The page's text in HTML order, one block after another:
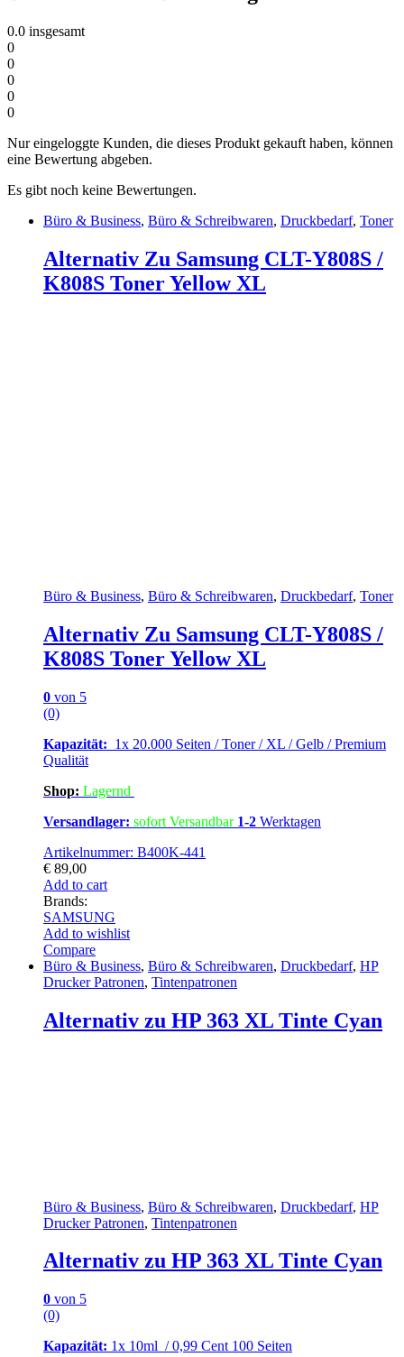
0.0 insgesamt
0
0
0
0
0
Nur eingeloggte Kunden, die dieses Produkt gekauft haben, können
eine Bewertung abgeben.
Es gibt noch keine Bewertungen.
Büro & Business, Büro & Schreibwaren, Druckbedarf, Toner
Alternativ Zu Samsung CLT-Y808S /
K808S Toner Yellow XL
Büro & Business, Büro & Schreibwaren, Druckbedarf, Toner
Alternativ Zu Samsung CLT-Y808S /
K808S Toner Yellow XL
0 von 5
(0)
Kapazität: 1x 20.000 Seiten / Toner / XL / Gelb / Premium
Qualität
Shop: Lagernd
Versandlager: sofort Versandbar 1-2 Werktagen
Artikelnummer: B400K-441
€ 89,00
Add to cart
Brands:
SAMSUNG
Add to wishlist
Compare
Büro & Business, Büro & Schreibwaren, Druckbedarf, HP
Drucker Patronen, Tintenpatronen
Alternativ zu HP 363 XL Tinte Cyan
Büro & Business, Büro & Schreibwaren, Druckbedarf, HP
Drucker Patronen, Tintenpatronen
Alternativ zu HP 363 XL Tinte Cyan
0 von 5
(0)
Kapazität: 1x 10ml / 0,99 Cent 100 Seiten